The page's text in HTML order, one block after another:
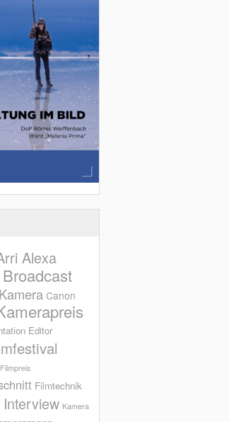
Alexa
Broadcast
Canon
Editor
Filmpreis
Filmtechnik
Interview Kamera